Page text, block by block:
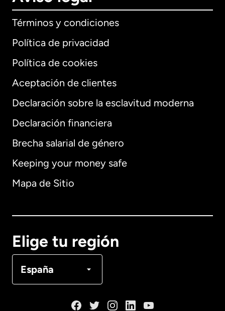
Términos y condiciones
Política de privacidad
Política de cookies
Aceptación de clientes
Declaración sobre la esclavitud moderna
Declaración financiera
Brecha salarial de género
Keeping your money safe
Mapa de Sitio
Elige tu región
España
Internacional English
Alemania
Français